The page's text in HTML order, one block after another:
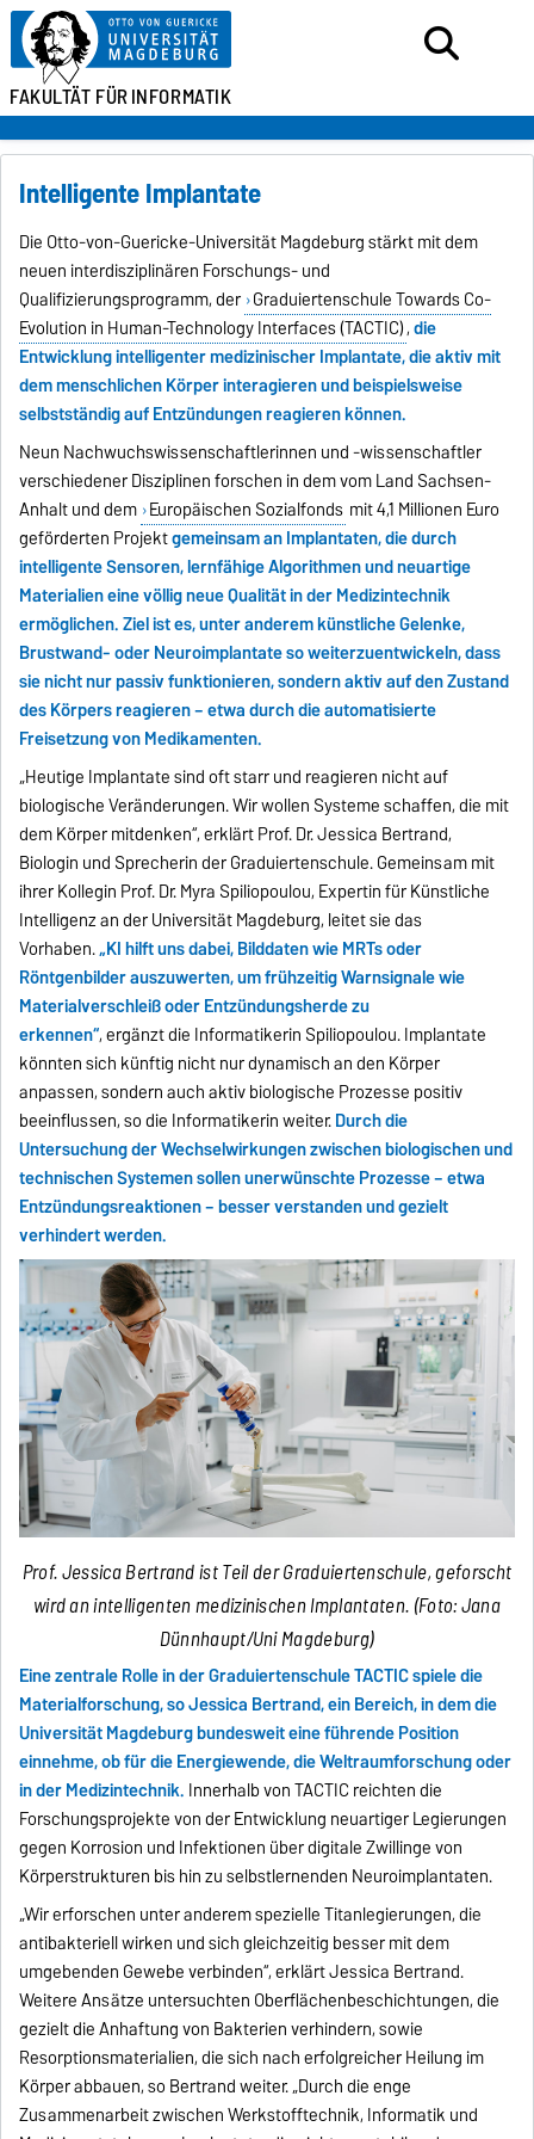
FAKULTÄT FÜRINFORMATIK
Intelligente Implantate
Die Otto-von-Guericke-Universität Magdeburg stärkt mit dem
neuen interdisziplinären Forschungs- und
Qualifizierungsprogramm, der Graduiertenschule Towards Co-
Evolution in Human-Technology Interfaces (TACTIC),die
Entwicklung intelligenter medizinischer Implantate, die aktiv mit
dem menschlichen Körper interagieren und beispielsweise
selbstständig auf Entzündungen reagieren können.
Neun Nachwuchswissenschaftlerinnen und -wissenschaftler
verschiedener Disziplinen forschen in dem vom Land Sachsen-
Anhalt und dem Europäischen Sozialfonds mit 4,1 Millionen Euro
geförderten Projektgemeinsam an Implantaten, die durch
intelligente Sensoren, lernfähige Algorithmen und neuartige
Materialien eine völlig neue Qualität in der Medizintechnik
ermöglichen. Ziel ist es, unter anderem künstliche Gelenke,
Brustwand- oder Neuroimplantate so weiterzuentwickeln, dass
sie nicht nur passiv funktionieren, sondern aktiv auf den Zustand
des Körpers reagieren – etwa durch die automatisierte
Freisetzung von Medikamenten.
„Heutige Implantate sind oft starr und reagieren nicht auf
biologische Veränderungen. Wir wollen Systeme schaffen, die mit
dem Körper mitdenken“, erklärt Prof. Dr. Jessica Bertrand,
Biologin und Sprecherin der Graduiertenschule. Gemeinsam mit
ihrer Kollegin Prof. Dr. Myra Spiliopoulou, Expertin für Künstliche
Intelligenz an der Universität Magdeburg, leitet sie das
Vorhaben.„KI hilft uns dabei, Bilddaten wie MRTs oder
Röntgenbilder auszuwerten, um frühzeitig Warnsignale wie
Materialverschleiß oder Entzündungsherde zu
erkennen“, ergänzt die Informatikerin Spiliopoulou. Implantate
könnten sich künftig nicht nur dynamisch an den Körper
anpassen, sondern auch aktiv biologische Prozesse positiv
beeinflussen, so die Informatikerin weiter.Durch die
Untersuchung der Wechselwirkungen zwischen biologischen und
technischen Systemen sollen unerwünschte Prozesse – etwa
Entzündungsreaktionen – besser verstanden und gezielt
verhindert werden.
Prof. Jessica Bertrand ist Teil der Graduiertenschule, geforscht
wird an intelligenten medizinischen Implantaten. (Foto: Jana
Dünnhaupt/Uni Magdeburg)
Eine zentrale Rolle in der Graduiertenschule TACTIC spiele die
Materialforschung, so Jessica Bertrand, ein Bereich, in dem die
Universität Magdeburg bundesweit eine führende Position
einnehme, ob für die Energiewende, die Weltraumforschung oder
in der Medizintechnik. Innerhalb von TACTIC reichten die
Forschungsprojekte von der Entwicklung neuartiger Legierungen
gegen Korrosion und Infektionen über digitale Zwillinge von
Körperstrukturen bis hin zu selbstlernenden Neuroimplantaten.
„Wir erforschen unter anderem spezielle Titanlegierungen, die
antibakteriell wirken und sich gleichzeitig besser mit dem
umgebenden Gewebe verbinden“, erklärt Jessica Bertrand.
Weitere Ansätze untersuchten Oberflächenbeschichtungen, die
gezielt die Anhaftung von Bakterien verhindern, sowie
Resorptionsmaterialien, die sich nach erfolgreicher Heilung im
Körper abbauen, so Bertrand weiter. „Durch die enge
Zusammenarbeit zwischen Werkstofftechnik, Informatik und